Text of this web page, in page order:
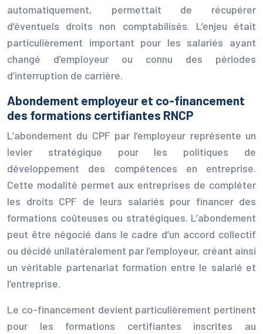
automatiquement, permettait de récupérer
d’éventuels droits non comptabilisés. L’enjeu était
particulièrement important pour les salariés ayant
changé d’employeur ou connu des périodes
d’interruption de carrière.
Abondement employeur et co-financement
des formations certifiantes RNCP
L’abondement du CPF par l’employeur représente un
levier stratégique pour les politiques de
développement des compétences en entreprise.
Cette modalité permet aux entreprises de compléter
les droits CPF de leurs salariés pour financer des
formations coûteuses ou stratégiques. L’abondement
peut être négocié dans le cadre d’un accord collectif
ou décidé unilatéralement par l’employeur, créant ainsi
un véritable partenariat formation entre le salarié et
l’entreprise.
Le co-financement devient particulièrement pertinent
pour les formations certifiantes inscrites au